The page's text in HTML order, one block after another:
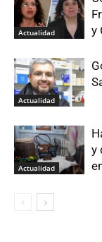
Actualidad
y
Actualidad
Actualidad
y